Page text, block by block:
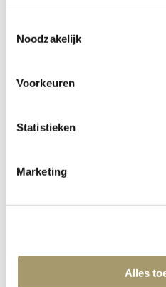
Noodzakelijk
Voorkeuren
Statistieken
Marketing
Alles
thee uit te zoeken die daar
LEES MEER